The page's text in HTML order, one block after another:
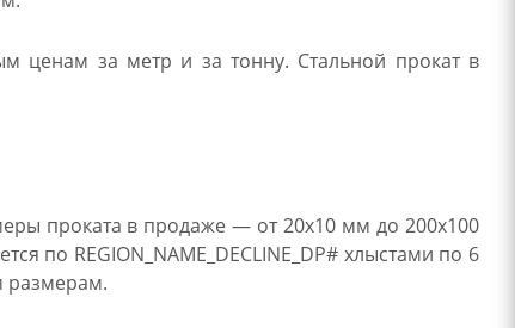
ценам за метр и за тонну. Стальной прокат в
проката в продаже — от 20х10 мм до 200х100
по REGION_NAME_DECLINE_DP# хлыстами по 6
размерам.